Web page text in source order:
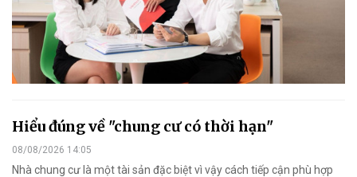
Hiểu đúng về "chung cư có thời hạn"
08/08/2026 14:05
Nhà chung cư là một tài sản đặc biệt vì vậy cách tiếp cận phù hợp